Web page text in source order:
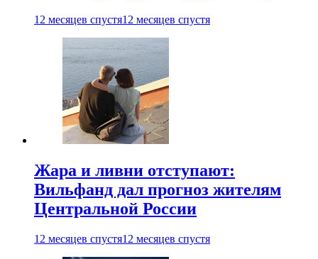
12 месяцев спустя12 месяцев спустя
Жара и ливни отступают:
Вильфанд дал прогноз жителям
Центральной России
12 месяцев спустя12 месяцев спустя